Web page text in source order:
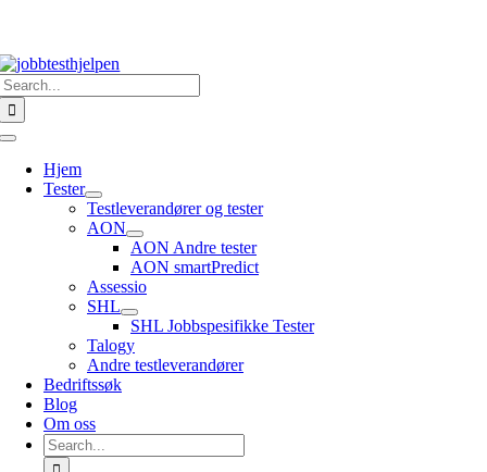
content
Toggle
Navigation
Hjem
Tester
Testleverandører og tester
AON
AON Andre tester
AON smartPredict
Assessio
SHL
SHL Jobbspesifikke Tester
Talogy
Andre testleverandører
Bedriftssøk
Blog
Om oss
Search
for: